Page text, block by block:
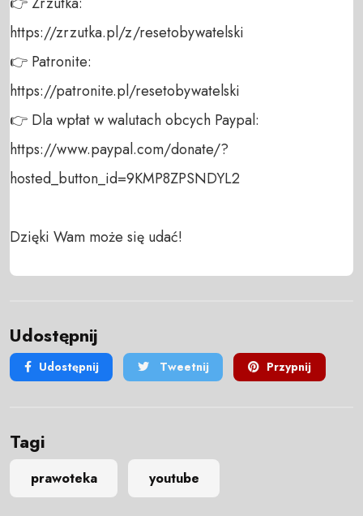
https://zrzutka.pl/z/resetobywatelski
👉 Patronite:
https://patronite.pl/resetobywatelski
👉 Dla wpłat w walutach obcych Paypal:
https://www.paypal.com/donate/?
hosted_button_id=9KMP8ZPSNDYL2
Dzięki Wam może się udać!
Udostępnij
Udostępnij Tweetnij Przypnij
Tagi
prawoteka youtube